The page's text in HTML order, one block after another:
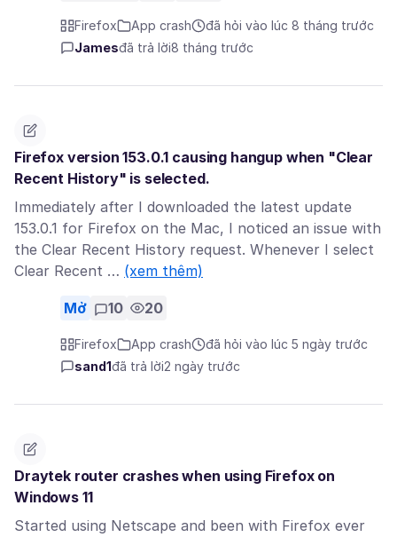
Firefox App crash
đã hỏi vào lúc 8 tháng trước
Jamesđã trả lời8 tháng trước
Firefox version 153.0.1 causing hangup when "Clear
Recent History" is selected.
Immediately after I downloaded the latest update
153.0.1 for Firefox on the Mac, I noticed an issue with
the Clear Recent History request. Whenever I select
Clear Recent … (xem thêm)
Mở 10 20
Firefox App crash
đã hỏi vào lúc 5 ngày trước
sand1đã trả lời2 ngày trước
Draytek router crashes when using Firefox on
Windows 11
Started using Netscape and been with Firefox ever